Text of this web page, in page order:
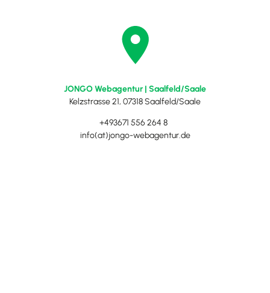
JONGO Webagentur | Saalfeld/Saale
Kelzstrasse 21, 07318 Saalfeld/Saale
+493671 556 264 8
info(at)jongo-webagentur.de